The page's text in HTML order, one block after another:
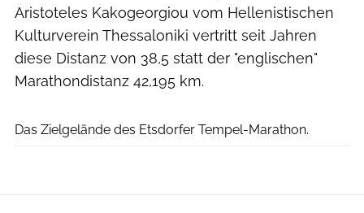
Aristoteles Kakogeorgiou vom Hellenistischen
Kulturverein Thessaloniki vertritt seit Jahren
diese Distanz von 38,5 statt der "englischen"
Marathondistanz 42,195 km.
Das Zielgelände des Etsdorfer Tempel-Marathon.